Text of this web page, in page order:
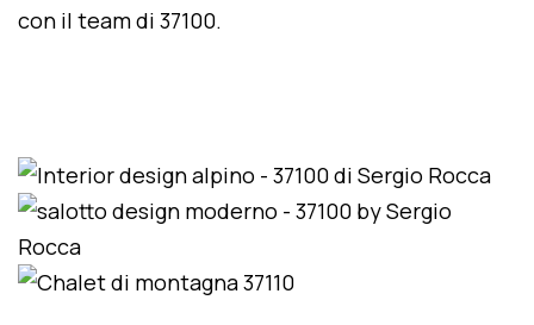
con il team di 37100.